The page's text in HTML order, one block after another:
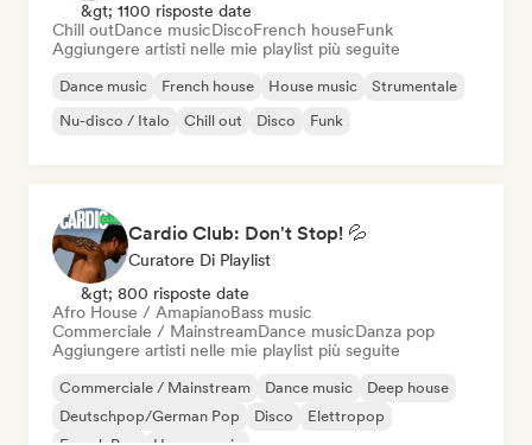
&gt; 1100 risposte date
Chill outDance musicDiscoFrench houseFunk
Aggiungere artisti nelle mie playlist più seguite
Dance music French house House music
Strumentale
Nu-disco / Italo
Chill out Disco Funk
Cardio Club: Don't Stop! 💦
Curatore Di Playlist
&gt; 800 risposte date
Afro House / AmapianoBass music
Commerciale / MainstreamDance musicDanza pop
Aggiungere artisti nelle mie playlist più seguite
Commerciale / Mainstream Dance music
Deep house
Deutschpop/German Pop
Disco
Elettropop